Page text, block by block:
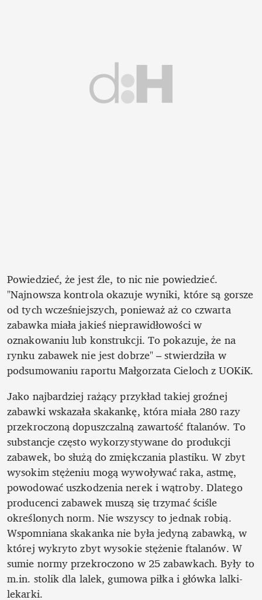
Powiedzieć, że jest źle, to nic nie powiedzieć.
"Najnowsza kontrola okazuje wyniki, które są gorsze
od tych wcześniejszych, ponieważ aż co czwarta
zabawka miała jakieś nieprawidłowości w
oznakowaniu lub konstrukcji. To pokazuje, że na
rynku zabawek nie jest dobrze" – stwierdziła w
Jako najbardziej rażący przykład takiej groźnej
zabawki wskazała skakankę, która miała 280 razy
przekroczoną dopuszczalną zawartość ftalanów. To
substancje często wykorzystywane do produkcji
zabawek, bo służą do zmiękczania plastiku. W zbyt
wysokim stężeniu mogą wywoływać raka, astmę,
powodować uszkodzenia nerek i wątroby. Dlatego
producenci zabawek muszą się trzymać ściśle
określonych norm. Nie wszyscy to jednak robią.
Wspomniana skakanka nie była jedyną zabawką, w
której wykryto zbyt wysokie stężenie ftalanów. W
sumie normy przekroczono w 25 zabawkach. Były to
m.in. stolik dla lalek, gumowa piłka i główka lalki-
lekarki.